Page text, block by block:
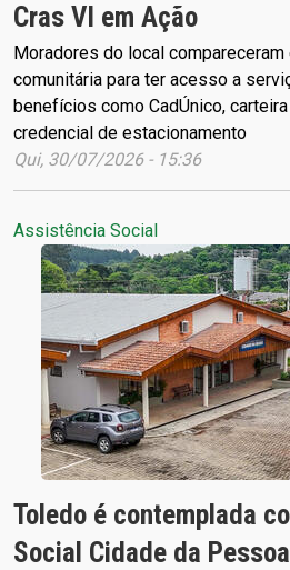
Cras VI em Ação
Moradores do local compareceram
comunitária para ter acesso a
benefícios como CadÚnico,
credencial de estacionamento
Qui, 30/07/2026 - 15:36
Assistência Social
Toledo é contemplada
Social Cidade da